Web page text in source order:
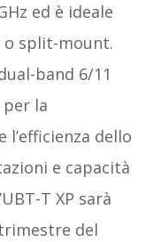
ed è ideale
split-mount.
band 6/11
la
dello
e capacità
T XP sarà
del